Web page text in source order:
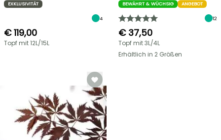
EXKLUSIVITÄT
4
€ 119,00
Topf mit 12L/15L
BEWÄHRT & WÜCHSIG ANGEBOT
12
€ 37,50
Topf mit 3L/4L
Erhältlich in 2 Größen